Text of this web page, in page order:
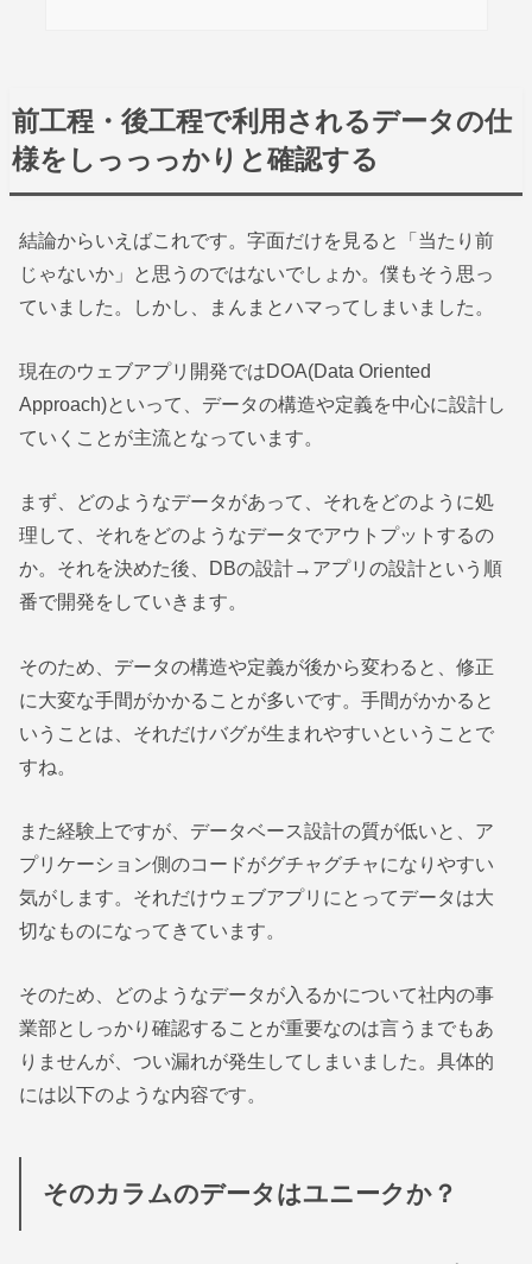
前工程・後工程で利用されるデータの仕
様をしっっっかりと確認する
結論からいえばこれです。字面だけを見ると「当たり前
じゃないか」と思うのではないでしょか。僕もそう思っ
ていました。しかし、まんまとハマってしまいました。
現在のウェブアプリ開発ではDOA(Data Oriented
Approach)といって、データの構造や定義を中心に設計し
ていくことが主流となっています。
まず、どのようなデータがあって、それをどのように処
理して、それをどのようなデータでアウトプットするの
か。それを決めた後、DBの設計→アプリの設計という順
番で開発をしていきます。
そのため、データの構造や定義が後から変わると、修正
に大変な手間がかかることが多いです。手間がかかると
いうことは、それだけバグが生まれやすいということで
すね。
また経験上ですが、データベース設計の質が低いと、ア
プリケーション側のコードがグチャグチャになりやすい
気がします。それだけウェブアプリにとってデータは大
切なものになってきています。
そのため、どのようなデータが入るかについて社内の事
業部としっかり確認することが重要なのは言うまでもあ
りませんが、つい漏れが発生してしまいました。具体的
には以下のような内容です。
そのカラムのデータはユニークか？